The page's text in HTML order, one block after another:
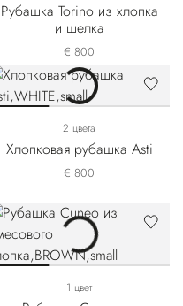
Рубашка Torino из хлопка
и шелка
€ 800
2 цвета
Хлопковая рубашка Asti
€ 800
1 цвет